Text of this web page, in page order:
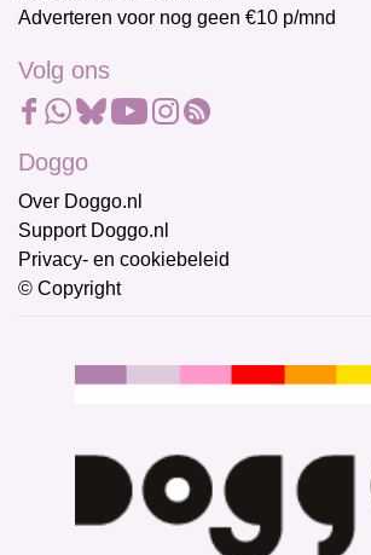
Adverteren voor nog geen €10 p/mnd
Volg ons
Doggo
Over Doggo.nl
Support Doggo.nl
Privacy- en cookiebeleid
© Copyright